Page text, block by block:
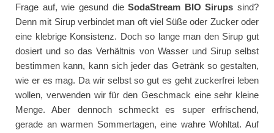
Frage auf, wie gesund dieSodaStream BIO Sirups sind?
Denn mit Sirup verbindet man oft viel Süße oder Zucker oder
eine klebrige Konsistenz. Doch so lange man den Sirup gut
dosiert und so das Verhältnis von Wasser und Sirup selbst
bestimmen kann, kann sich jeder das Getränk so gestalten,
wie er es mag. Da wir selbst so gut es geht zuckerfrei leben
wollen, verwenden wir für den Geschmack eine sehr kleine
Menge. Aber dennoch schmeckt es super erfrischend,
gerade an warmen Sommertagen, eine wahre Wohltat. Auf